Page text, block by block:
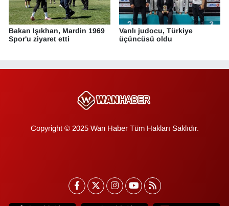
Bakan Işıkhan, Mardin 1969
Spor'u ziyaret etti
Vanlı judocu, Türkiye
üçüncüsü oldu
Copyright © 2025 Wan Haber Tüm Hakları Saklıdır.